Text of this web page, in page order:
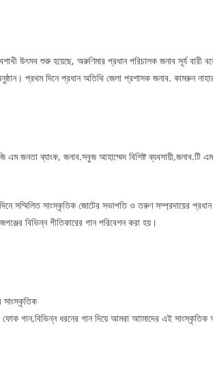
উৎসব শুরু হয়েছে, অরুণিমার প্রধান পরিচালক জনাব সূর্য বারী
প্রথম দিনে প্রধান অতিথি জেলা প্রশাসক জনাব. কামরুন নাহার
এম জনতা ব্যাংক, জনাব.সবুজ আহাম্মেদ বিশিষ্ট ব্যবসায়ী,জনাব.টি
সম্মিলিত সাংস্কৃতিক জোটের সভাপতি ও তরুণ সম্প্রদায়ের
বিভিন্ন গীতিকারের গান পরিবেশন করা হয়।
সাংস্কৃতিক
গান,বিভিন্ন ধরনের গান দিয়ে আমরা আামাদের এই সাংস্কৃতিক